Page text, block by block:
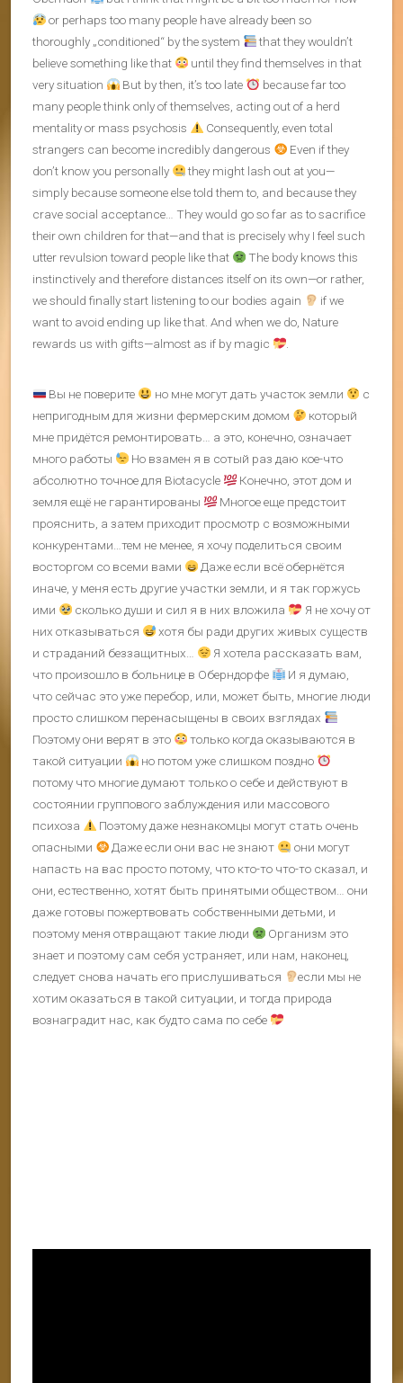
or perhaps too many people have already been so
thoroughly „conditioned“ by the system
that they wouldn’t
believe something like that
until they find themselves in that
very situation
But by then, it’s too late
because far too
many people think only of themselves, acting out of a herd
mentality or mass psychosis
Consequently, even total
strangers can become incredibly dangerous
Even if they
don’t know you personally
they might lash out at you—
simply because someone else told them to, and because they
crave social acceptance… They would go so far as to sacrifice
their own children for that—and that is precisely why I feel such
utter revulsion toward people like that
The body knows this
instinctively and therefore distances itself on its own—or rather,
we should finally start listening to our bodies again
if we
want to avoid ending up like that. And when we do, Nature
rewards us with gifts—almost as if by magic
Вы не поверите но мне могут дать участок земли
с
непригодным для жизни фермерским домом
который
мне придётся ремонтировать… а это, конечно, означает
много работы
Но взамен я в сотый раз даю кое-что
абсолютно точное для Biotacycle
Конечно, этот дом и
земля ещё не гарантированы
Многое еще предстоит
прояснить, а затем приходит просмотр с возможными
конкурентами…тем не менее, я хочу поделиться своим
восторгом со всеми вами
Даже если всё обернётся
иначе, у меня есть другие участки земли, и я так горжусь
ими
сколько души и сил я в них вложила
Я не хочу от
них отказываться
хотя бы ради других живых существ
и страданий беззащитных…
Я хотела рассказать вам,
что произошло в больнице в Оберндорфе
И я думаю,
что сейчас это уже перебор, или, может быть, многие люди
просто слишком перенасыщены в своих взглядах
Поэтому они верят в это
только когда оказываются в
такой ситуации
но потом уже слишком поздно
потому что многие думают только о себе и действуют в
состоянии группового заблуждения или массового
психоза
Поэтому даже незнакомцы могут стать очень
опасными
Даже если они вас не знают
они могут
напасть на вас просто потому, что кто-то что-то сказал, и
они, естественно, хотят быть принятыми обществом… они
даже готовы пожертвовать собственными детьми, и
поэтому меня отвращают такие люди
Организм это
знает и поэтому сам себя устраняет, или нам, наконец,
следует снова начать его прислушиваться
если мы не
хотим оказаться в такой ситуации, и тогда природа
вознаградит нас, как будто сама по себе